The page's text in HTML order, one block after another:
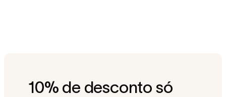
10% de desconto só